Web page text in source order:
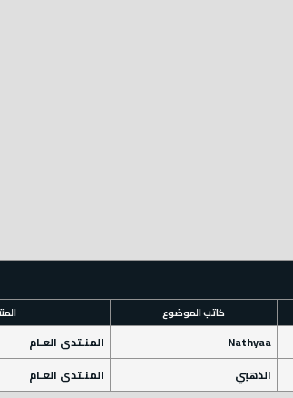
كاتب الموضوع
Nathyaa المنـتدى العـام
الذهبي المنـتدى العـام